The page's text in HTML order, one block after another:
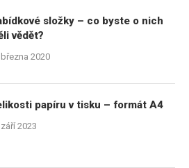
složky – co byste o nich
vědět?
2020
papíru v tisku – formát A4
2023